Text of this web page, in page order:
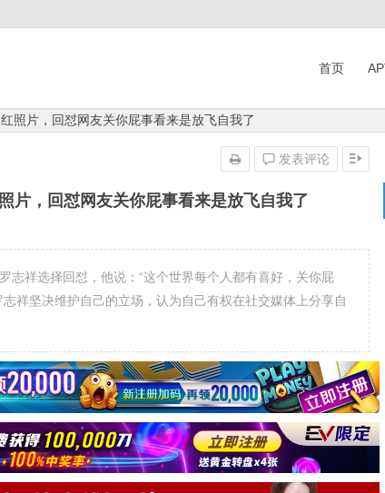
首页
照片，回怼网友关你屁事看来是放飞自我了
片，回怼网友关你屁事看来是放飞自我了
发表评论
志祥选择回怼，他说：“这个世界每个人都有喜好，关你屁
祥坚决维护自己的立场，认为自己有权在社交媒体上分享自